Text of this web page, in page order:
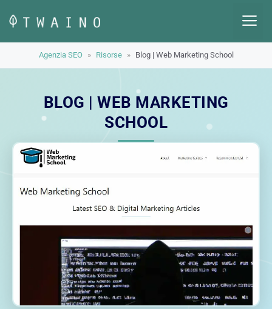
contenuto
Agenzia SEO » Risorse » Blog | Web Marketing School
BLOG | WEB MARKETING
SCHOOL